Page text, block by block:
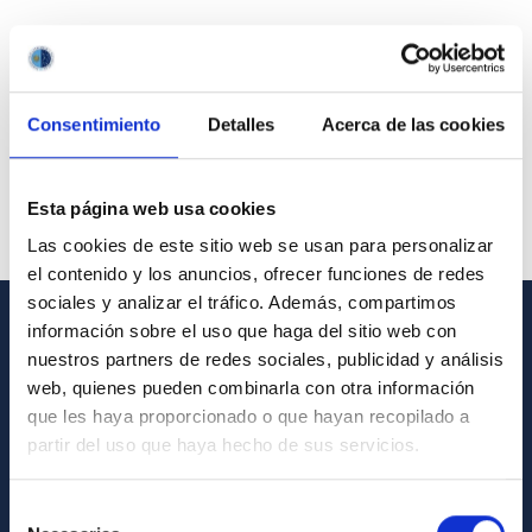
Consentimiento Detalles Acerca de las cookies
Esta página web usa cookies
Las cookies de este sitio web se usan para personalizar
el contenido y los anuncios, ofrecer funciones de redes
sociales y analizar el tráfico. Además, compartimos
información sobre el uso que haga del sitio web con
nuestros partners de redes sociales, publicidad y análisis
web, quienes pueden combinarla con otra información
que les haya proporcionado o que hayan recopilado a
partir del uso que haya hecho de sus servicios.
GENERAL INFORMATION
Contact
How to get to the IAC
List of personnel
Library